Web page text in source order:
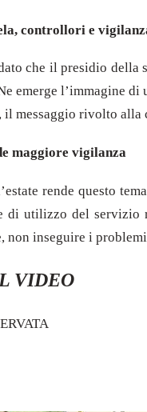
controllori e
che il presidio della
emerge l’immagine di
il messaggio rivolto
maggiore vigilanza
rende questo
di utilizzo del servizio
non inseguire i
VIDEO